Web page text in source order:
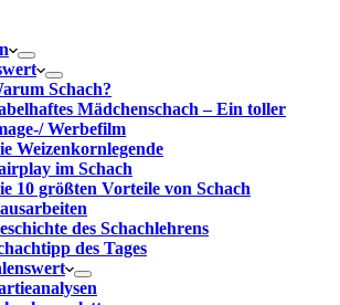
Schach?
Mädchenschach – Ein toller
Werbefilm
Weizenkornlegende
im Schach
10 größten Vorteile von Schach‎
des Schachlehrens
des Tages